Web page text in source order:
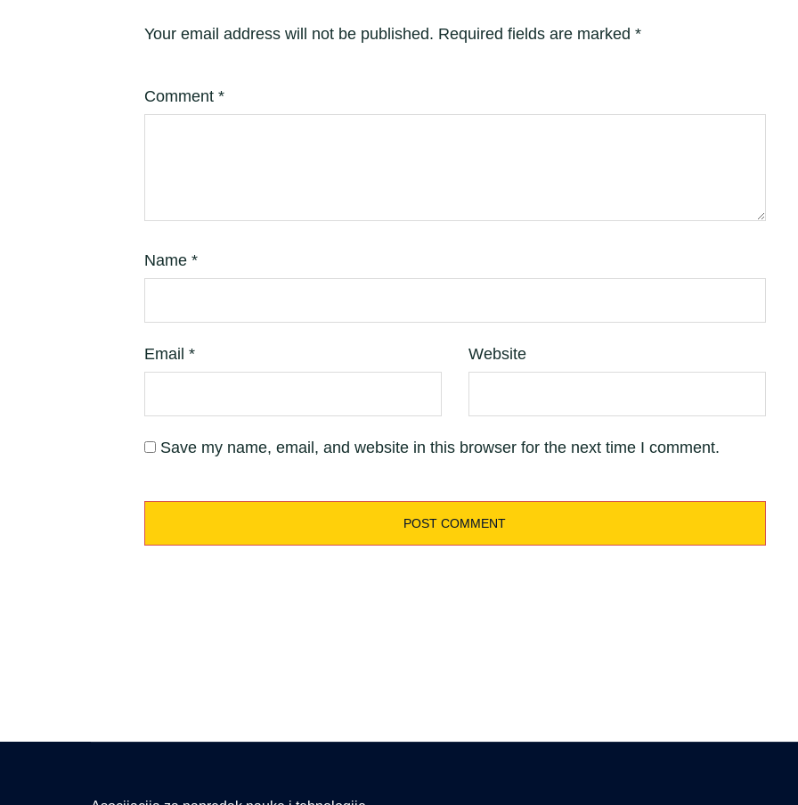
Your email address will not be published. Required fields are marked *
Comment *
Name *
Email * Website
Save my name, email, and website in this browser for the next time I comment.